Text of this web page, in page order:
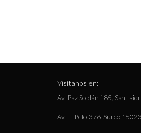
Visítanos en:
Av. Paz Soldán 185, San
Av. El Polo 376, Surco